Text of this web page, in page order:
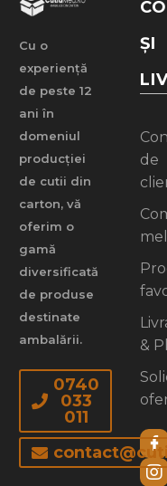
Cu o
experiență
de peste 12
ani în
domeniul
producției
de cutii din
carton, vă
oferim o
gamă
diversificată
de produse
destinate
ambalării.
0740
033
011
ȘI
de
&